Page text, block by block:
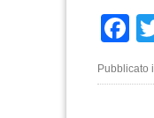
Pubblicato